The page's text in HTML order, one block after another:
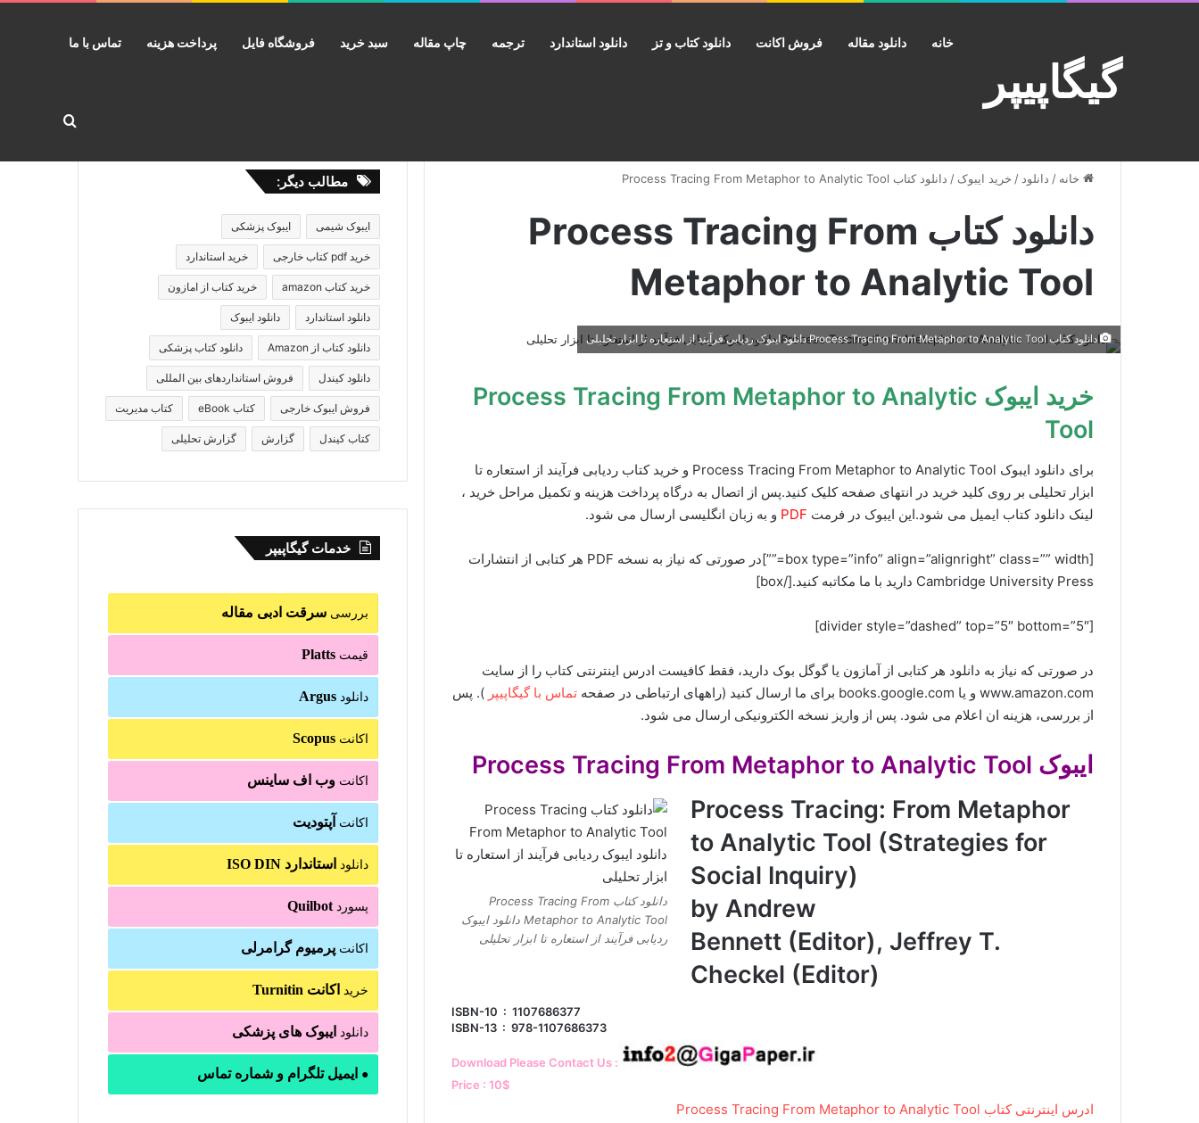
گیگاپیپر
خانه دانلود مقاله فروش اکانت دانلود کتاب و تز دانلود استاندارد ترجمه چاپ مقاله سبد خرید فروشگاه فایل پرداخت هزینه تماس با ما
جستجو
خانه / دانلود / خرید ایبوک / دانلود کتاب Process Tracing From Metaphor to Analytic Tool
دانلود کتاب Process Tracing From
Metaphor to Analytic Tool
دانلود کتاب Process Tracing From Metaphor to Analytic Tool دانلود ایبوک ردیابی فرآیند از استعاره تا ابزار تحلیلی
خرید ایبوک Process Tracing From Metaphor to Analytic
Tool
برای دانلود ایبوک Process Tracing From Metaphor to Analytic Tool و خرید کتاب ردیابی فرآیند از استعاره تا
ابزار تحلیلی بر روی کلید خرید در انتهای صفحه کلیک کنید.پس از اتصال به درگاه پرداخت هزینه و تکمیل مراحل خرید ،
لینک دانلود کتاب ایمیل می شود.این ایبوک در فرمت PDF و به زبان انگلیسی ارسال می شود.
[box type=”info” align=”alignright” class=”” width=””]در صورتی که نیاز به نسخه PDF هر کتابی از انتشارات
Cambridge University Press دارید با ما مکاتبه کنید.[/box]
[divider style=”dashed” top=”5″ bottom=”5″]
در صورتی که نیاز به دانلود هر کتابی از آمازون یا گوگل بوک دارید، فقط کافیست ادرس اینترنتی کتاب را از سایت
www.amazon.com و یا books.google.com برای ما ارسال کنید (راههای ارتباطی در صفحه
تماس با گیگاپیپر ). پس
از بررسی، هزینه ان اعلام می شود. پس از واریز نسخه الکترونیکی ارسال می شود.
ایبوک Process Tracing From Metaphor to Analytic Tool
دانلود کتاب Process Tracing From
Metaphor to Analytic Tool دانلود ایبوک
ردیابی فرآیند از استعاره تا ابزار تحلیلی
Process Tracing: From Metaphor
to Analytic Tool (Strategies for
Social Inquiry)
by Andrew
Bennett (Editor), Jeffrey T.
Checkel (Editor)
ISBN-10 ‏ : ‎ 1107686377
ISBN-13 ‏ : ‎ 978-1107686373
Download Please Contact Us :
Price : 10$
ادرس اینترنتی کتاب Process Tracing From Metaphor to Analytic Tool
مطالب دیگر:
ایبوک شیمی ایبوک پزشکی
خرید pdf کتاب خارجی خرید استاندارد
خرید کتاب amazon خرید کتاب از امازون
دانلود استاندارد دانلود ایبوک
دانلود کتاب از Amazon دانلود کتاب پزشکی
دانلود کیندل فروش استانداردهای بین المللی
فروش ایبوک خارجی کتاب eBook کتاب مدیریت
کتاب کیندل گزارش گزارش تحلیلی
خدمات گیگاپیپر
بررسیسرقت ادبی مقاله
قیمتPlatts
دانلودArgus
اکانتScopus
اکانتوب اف ساینس
اکانت آپتودیت
دانلود استاندارد ISO DIN
پسوردQuilbot
اکانتپرمیوم گرامرلی
خرید اکانت Turnitin
دانلود ایبوک های پزشکی
● ایمیل تلگرام و شماره تماس